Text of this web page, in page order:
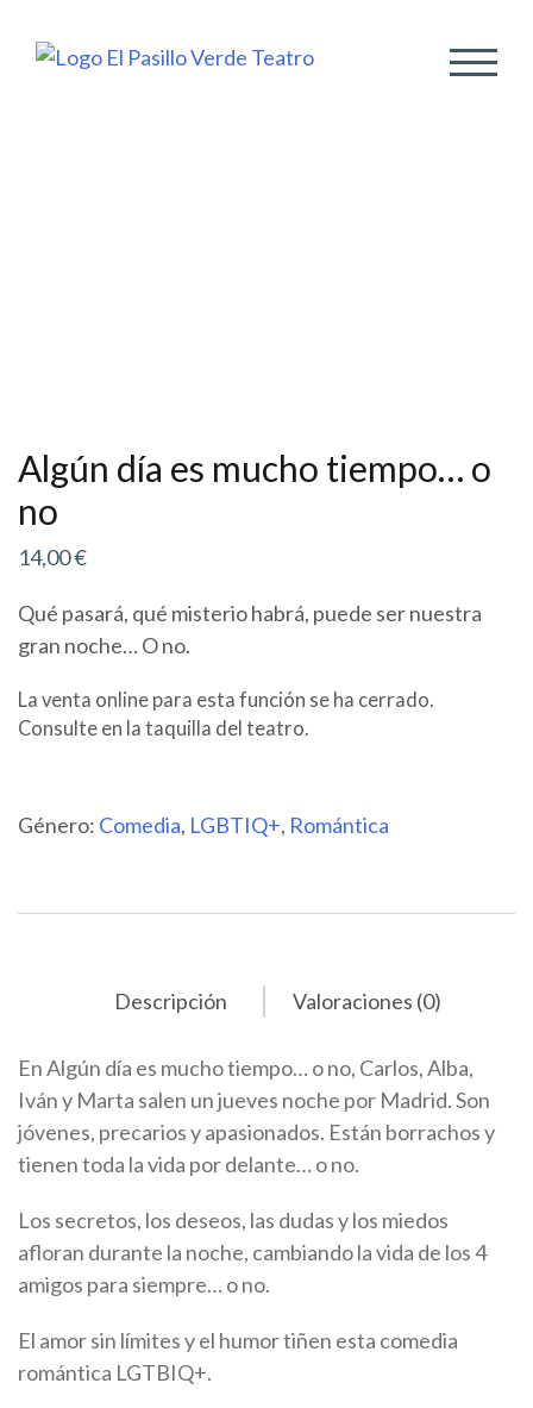
Algún día es mucho tiempo… o
no
14,00€
Qué pasará, qué misterio habrá, puede ser nuestra
gran noche… O no.
La venta online para esta función se ha cerrado.
Consulte en la taquilla del teatro.
Género: Comedia, LGBTIQ+, Romántica
Descripción Valoraciones (0)
En Algún día es mucho tiempo… o no, Carlos, Alba,
Iván y Marta salen un jueves noche por Madrid. Son
jóvenes, precarios y apasionados. Están borrachos y
tienen toda la vida por delante… o no.
Los secretos, los deseos, las dudas y los miedos
afloran durante la noche, cambiando la vida de los 4
amigos para siempre… o no.
El amor sin límites y el humor tiñen esta comedia
romántica LGTBIQ+.